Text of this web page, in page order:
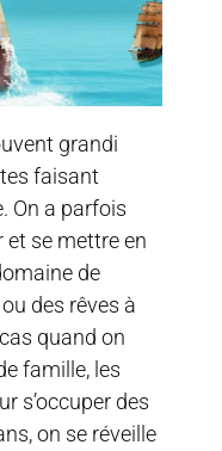
grandi
faisant
On a parfois
et se mettre en
de
des rêves à
quand on
famille, les
s’occuper des
on se réveille